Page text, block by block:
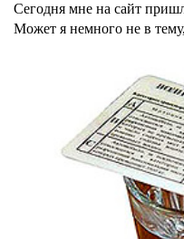
Сегодня мне на сайт
Может я немного не в